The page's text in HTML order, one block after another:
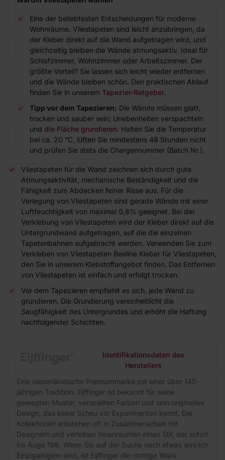
Eine der beliebtesten Entscheidungen für moderne
Wohnräume. Vliestapeten sind leicht anzubringen, da
der Kleber direkt auf die Wand aufgetragen wird, und
gleichzeitig bleiben die Wände atmungsaktiv. Ideal für
Schlafzimmer, Wohnzimmer oder Arbeitszimmer. Der
größte Vorteil? Sie lassen sich leicht wieder entfernen
und die Wände bleiben schön. Den praktischen Ablauf
finden Sie in unserem Tapezier-Ratgeber.
Tipp vor dem Tapezieren: Die Wände müssen glatt,
trocken und sauber sein; Unebenheiten verspachteln
und die Fläche grundieren. Halten Sie die Temperatur
bei ca. 20 °C, lüften Sie mindestens 48 Stunden nicht
und prüfen Sie stets die Chargennummer (Batch Nr.).
Vliestapeten für die Wand zeichnen sich durch gute
Atmungsaktivität, mechanische Beständigkeit und die
Fähigkeit zum Abdecken feiner Risse aus. Für die
Verlegung von Vliestapeten sind gerade Wände mit einer
Luftfeuchtigkeit von maximal 0,8% geeignet. Bei der
Verklebung von Vliestapeten wird der Kleber direkt auf die
Untergrundwand aufgetragen, auf die die einzelnen
Tapetenbahnen aufgebracht werden. Verwenden Sie zum
Verkleben von Vliestapeten Beeline Kleber für Vliestapeten,
den Sie in unserem Klebstoffangebot finden. Das Entfernen
von Vliestapeten ist einfach und erfolgt trocken.
Vor dem Tapezieren empfiehlt es sich, jede Wand zu
grundieren. Die Grundierung vereinheitlicht die
Saugfähigkeit des Untergrundes und erhöht die Haftung
nachfolgender Schichten.
Identifikationsdaten des
Herstellers
Eine niederländische Premiummarke mit einer über 145-
jährigen Tradition. Eijffinger ist bekannt für seine
gewagten Muster, verspielten Farben und sein originelles
Design, das keine Scheu vor Experimenten kennt. Die
Kollektionen entstehen oft in Zusammenarbeit mit
Designern und verleihen Innenräumen einen Stil, der sofort
ins Auge fällt. Wenn Sie auf der Suche nach etwas wirklich
Einzigartigem sind, ist Eijffinger die richtige Wahl.